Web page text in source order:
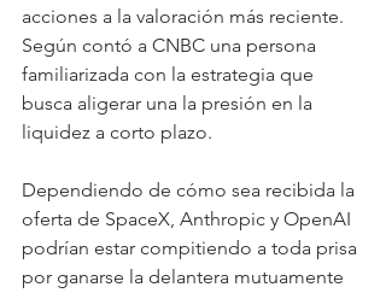
acciones a la valoración más reciente.
Según contó a CNBC una persona
familiarizada con la estrategia que
busca aligerar una la presión en la
liquidez a corto plazo.
Dependiendo de cómo sea recibida la
oferta de SpaceX, Anthropic y OpenAI
podrían estar compitiendo a toda prisa
por ganarse la delantera mutuamente